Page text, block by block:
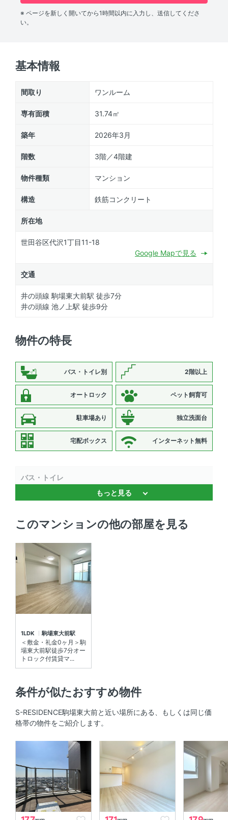
※ ページを新しく開いてから1時間以内に入力し、送信してくださ
い。
基本情報
間取り ワンルーム
専有面積 31.74㎡
築年 2026年3月
階数 3階／4階建
物件種類 マンション
構造 鉄筋コンクリート
所在地
世田谷区代沢1丁目11-18
Google Mapで見る
交通
井の頭線 駒場東大前駅 徒歩7分
井の頭線 池ノ上駅 徒歩9分
物件の特長
バス・トイレ別 2階以上
オートロック ペット飼育可
駐車場あり 独立洗面台
宅配ボックス インターネット無料
バス・トイレ
バストイレ別 、 浴室乾燥機 、 追焚機能 、 温水洗浄便座
キッチン
システムキッチン 、 2口コンロ 、 コンロ2口以上
セキュリティ
オートロック 、 ＴＶモニタ付きインターホン
室内設備
室内洗濯機置場 、 エアコン
部屋の特徴
エレベーター 、 宅配ボックス 、 敷地内ゴミ箱
インターネット無料
もっと見る
このマンションの他の部屋を見る
1LDK 駒場東大前駅
＜敷金・礼金0ヶ月＞駒
場東大前駅徒歩7分オー
トロック付賃貸マ...
条件が似たおすすめ物件
S-RESIDENCE駒場東大前と近い場所にある、もしくは同じ価
格帯の物件をご紹介します。